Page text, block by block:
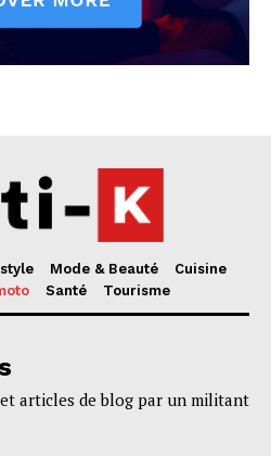
Mode & Beauté
Cuisine
Santé Tourisme
articles de blog par un militant